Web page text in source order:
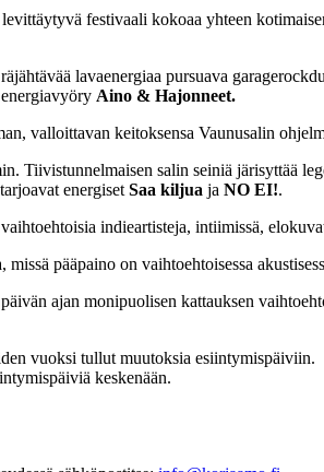
festivaali kokoaa yhteen
lavaenergiaa pursuava
Aino & Hajonneet.
valloittavan keitoksensa Vaunusalin
Tiivistunnelmaisen salin seiniä järisyttää
energiset Saa kiljua ja NO EI!.
indieartisteja, intiimissä,
pääpaino on vaihtoehtoisessa
ajan monipuolisen kattauksen
vuoksi tullut muutoksia esiintymispäiviin.
keskenään.